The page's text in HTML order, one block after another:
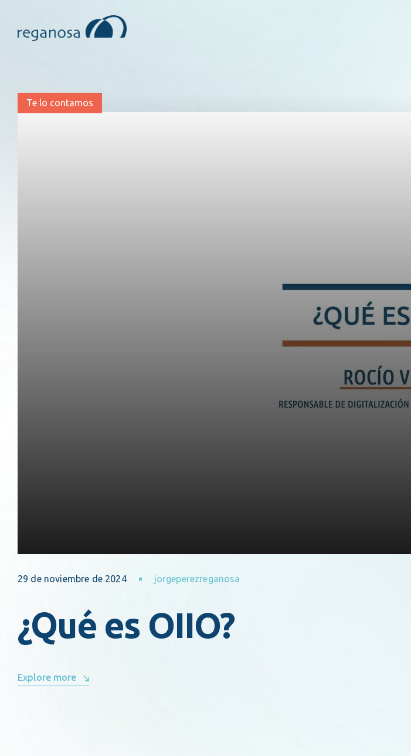
Te lo contamos
29 de noviembre de 2024 jorgeperezreganosa
¿Qué es OIIO?
Explore more